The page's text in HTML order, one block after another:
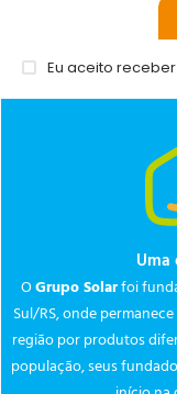
Eu aceito
Uma
OGrupo Solarfoi
Sul/RS, onde
região por produtos
população, seus